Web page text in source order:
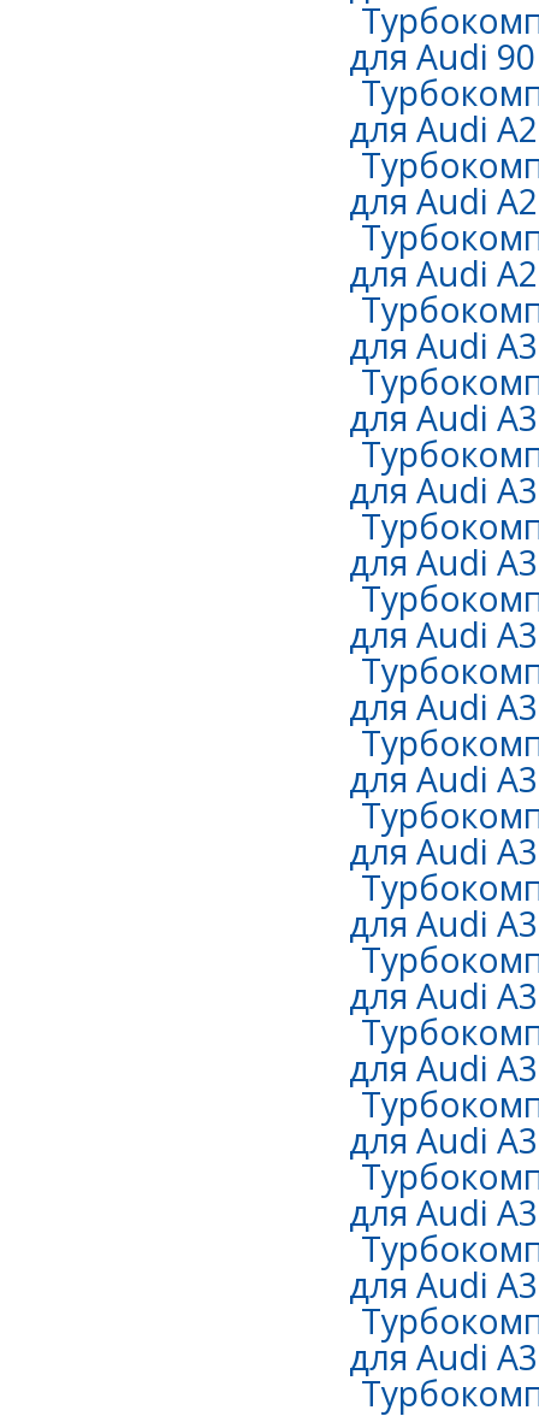
для Audi
для Audi
для Audi
для Audi
для Audi
для Audi
для Audi
для Audi
для Audi
для Audi
для Audi
для Audi
для Audi
для Audi
для Audi
для Audi
для Audi
для Audi
для Audi